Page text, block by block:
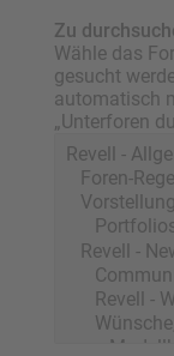
Zu
Wähle das
gesucht
automatisch
„Unterforen